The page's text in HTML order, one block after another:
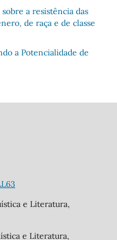
a resistência das
de raça e de classe
a Potencialidade de
e Literatura,
e Literatura,